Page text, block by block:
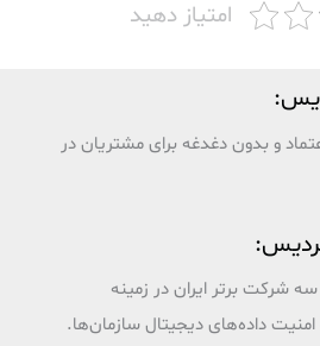
امتیاز دهید
و بدون دغدغه برای مشتریان در
شرکت برتر ایران در زمینه
داده‌های دیجیتال سازمان‌ها.